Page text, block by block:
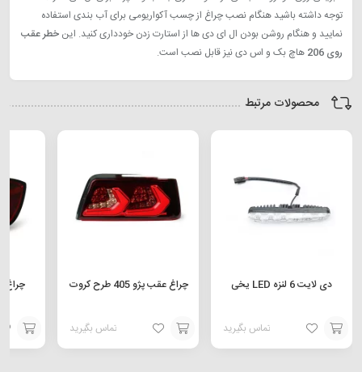
توجه داشته باشید هنگام نصب چراغ از چسب آکواریومی برای آب بندی استفاده
نمایید و هنگام روشن بودن ال ای دی ها از استارت زدن خودداری کنید. این خطر عقب
روی 206
هاچ بک و اس دی نیز قابل نصب است.
محصولات مرتبط
دی لایت 6 لنزه LED یخی
تماس بگیرید
افزودن
چراغ عقب پژو 405 طرح کروت
تماس بگیرید
افزودن
چراغ خطر
افزودن